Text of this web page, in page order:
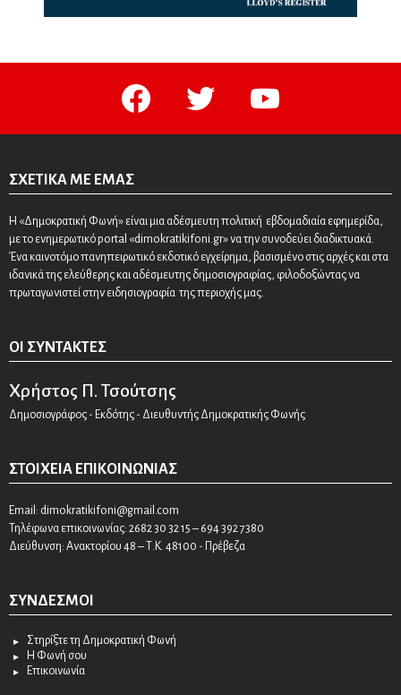
facebook twitter youtube
ΣΧΕΤΙΚΆ ΜΕ ΕΜΆΣ
Η «Δημοκρατική Φωνή» είναι μια αδέσμευτη πολιτική εβδομαδιαία εφημερίδα,
με το ενημερωτικό portal «dimokratikifoni.gr» να την συνοδεύει διαδικτυακά.
Ένα καινοτόμο πανηπειρωτικό εκδοτικό εγχείρημα, βασισμένο στις αρχές και στα
ιδανικά της ελεύθερης και αδέσμευτης δημοσιογραφίας, φιλοδοξώντας να
πρωταγωνιστεί στην ειδησιογραφία της περιοχής μας.
ΟΙ ΣΥΝΤΆΚΤΕΣ
Χρήστος Π. Τσούτσης
Δημοσιογράφος - Εκδότης - Διευθυντής Δημοκρατικής Φωνής
ΣΤΟΙΧΕΊΑ ΕΠΙΚΟΙΝΩΝΊΑΣ
Email: dimokratikifoni@gmail.com
Τηλέφωνα επικοινωνίας: 2682 30 32 15 – 694 392 7380
Διεύθυνση: Ανακτορίου 48 – Τ.Κ. 48100 - Πρέβεζα
ΣΎΝΔΕΣΜΟΙ
Στηρίξτε τη Δημοκρατική Φωνή
Η Φωνή σου
Επικοινωνία